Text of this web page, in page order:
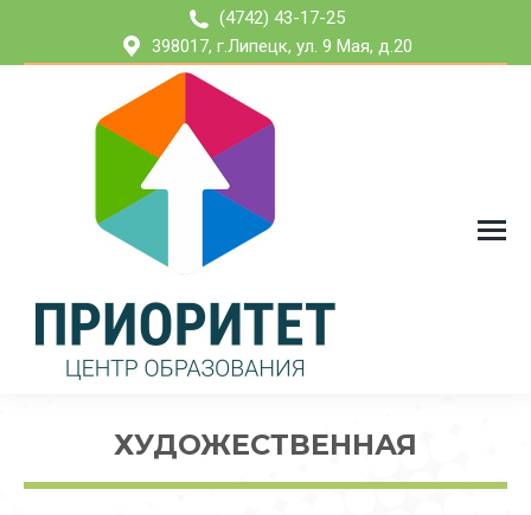
(4742) 43-17-25
398017, г.Липецк, ул. 9 Мая, д.20
ХУДОЖЕСТВЕННАЯ